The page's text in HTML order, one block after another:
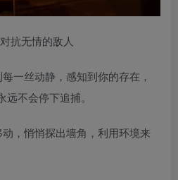
抗无情的敌人
一丝动静，感知到你的存在，
不会停下追捕。
，悄悄探出墙角，利用环境来